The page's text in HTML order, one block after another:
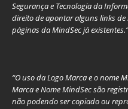
Segurança e Tecnologia da
direito de apontar alguns links
páginas da MindSec já existentes.”
“O uso da Logo Marca e o nome
Marca e Nome MindSec são
não podendo ser copiado ou